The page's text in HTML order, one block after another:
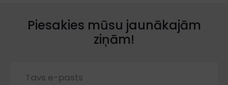
Piesakies mūsu jaunākajām
ziņām!